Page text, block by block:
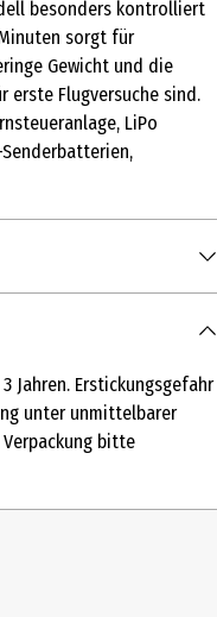
besonders kontrolliert
sorgt für
Gewicht und die
erste Flugversuche sind.
LiPo
Senderbatterien,
Jahren. Erstickungsgefahr
unter unmittelbarer
bitte